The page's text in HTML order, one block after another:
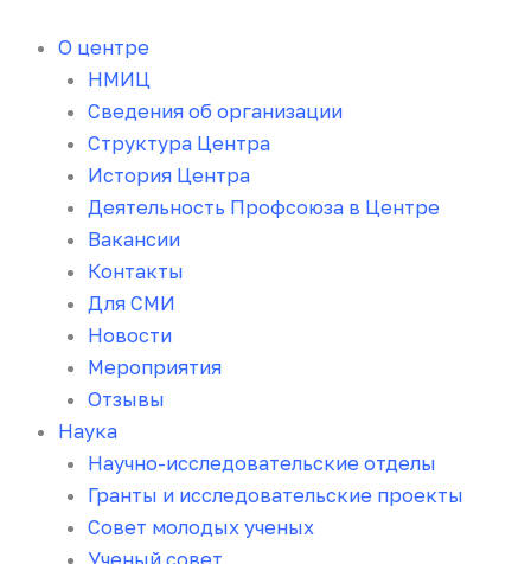
содержимому
О центре
НМИЦ
Сведения об организации
Структура Центра
История Центра
Деятельность Профсоюза в Центре
Вакансии
Контакты
Для СМИ
Новости
Мероприятия
Отзывы
Наука
Научно-исследовательские отделы
Гранты и исследовательские проекты
Совет молодых ученых
Ученый совет